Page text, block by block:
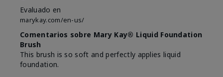
Evaluado en
marykay.com/en-us/
Comentarios sobre Mary Kay® Liquid Foundation
Brush
This brush is so soft and perfectly applies liquid
foundation.